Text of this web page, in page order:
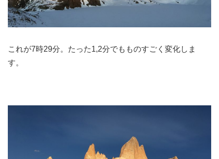
これが7時29分。たった1,2分でもものすごく変化しま
す。